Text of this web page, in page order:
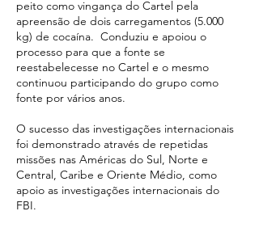
peito como vingança do Cartel pela
apreensão de dois carregamentos (5.000
kg) de cocaína. Conduziu e apoiou o
processo para que a fonte se
reestabelecesse no Cartel e o mesmo
continuou participando do grupo como
fonte por vários anos.
O sucesso das investigações internacionais
foi demonstrado através de repetidas
missões nas Américas do Sul, Norte e
Central, Caribe e Oriente Médio, como
apoio as investigações internacionais do
FBI.